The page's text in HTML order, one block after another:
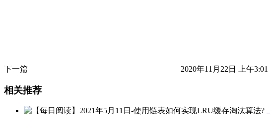
下一篇 2020年11月22日 上午3:01
相关推荐